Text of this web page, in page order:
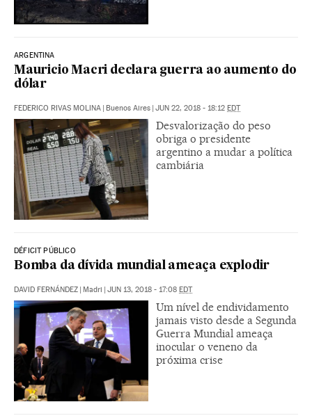
ARGENTINA
Mauricio Macri declara guerra ao aumento do
dólar
FEDERICO RIVAS MOLINA | Buenos Aires | JUN 22, 2018 - 18:12 EDT
Desvalorização do peso
obriga o presidente
argentino a mudar a política
cambiária
DÉFICIT PÚBLICO
Bomba da dívida mundial ameaça explodir
DAVID FERNÁNDEZ | Madri | JUN 13, 2018 - 17:08 EDT
Um nível de endividamento
jamais visto desde a Segunda
Guerra Mundial ameaça
inocular o veneno da
próxima crise